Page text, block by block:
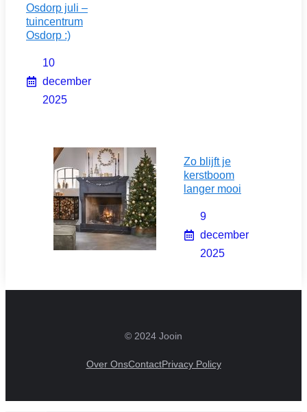
Osdorp juli –
tuincentrum
Osdorp :)
10
december
2025
Zo blijft je
kerstboom
langer mooi
9
december
2025
© 2024 Jooin
Over OnsContactPrivacy Policy